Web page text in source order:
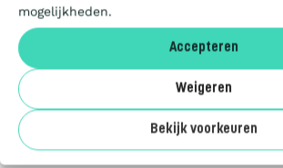
mogelijkheden.
Accepteren
Weigeren
Bekijk voorkeuren
ook
zien
hoeveel
CO₂
bespaart
door
Deelnemers
Over ons